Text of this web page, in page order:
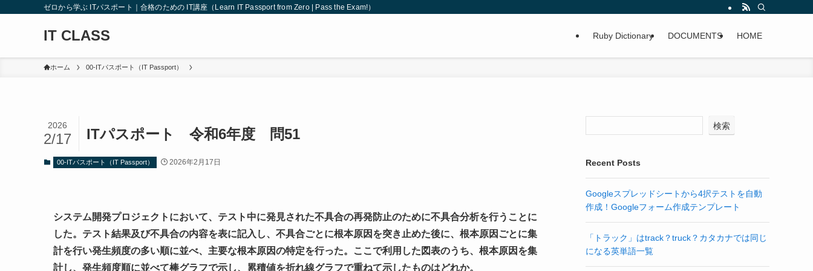
ゼロから学ぶ ITパスポート｜合格のための IT講座（Learn IT Passport from Zero | Pass the Exam!）
IT CLASS Ruby Dictionary DOCUMENTS HOME
ホーム 00-ITパスポート（IT Passport）
ITパスポート 令和6年度 問51
2026
2/17
00-ITパスポート（IT Passport） 2026年2月17日
システム開発プロジェクトにおいて、テスト中に発見された不具合の再発防止のために不具合分析を行うことに
した。テスト結果及び不具合の内容を表に記入し、不具合ごとに根本原因を突き止めた後に、根本原因ごとに集
計を行い発生頻度の多い順に並べ、主要な根本原因の特定を行った。ここで利用した図表のうち、根本原因を集
計し、発生頻度順に並べて棒グラフで示し、累積値を折れ線グラフで重ねて示したものはどれか。
検索
Recent Posts
Googleスプレッドシートから4択テストを自動
作成！Googleフォーム作成テンプレート
「トラック」はtrack？truck？カタカナでは同じ
になる英単語一覧